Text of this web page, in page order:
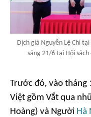
Dịch giả Nguyễn Lệ Chi
sáng 21/6 tại Hội sách
Trước đó, vào tháng
Việt gồm Vắt qua
Hoàng) và Người Hà